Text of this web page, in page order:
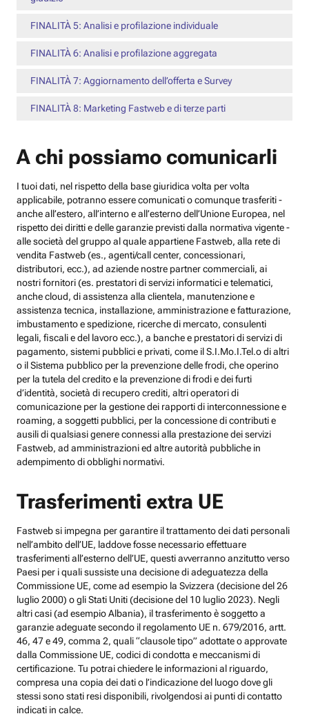
FINALITÀ 5: Analisi e profilazione individuale
FINALITÀ 6: Analisi e profilazione aggregata
FINALITÀ 7: Aggiornamento dell’offerta e Survey
FINALITÀ 8: Marketing Fastweb e di terze parti
A chi possiamo comunicarli
I tuoi dati, nel rispetto della base giuridica volta per volta
applicabile, potranno essere comunicati o comunque trasferiti -
anche all’estero, all’interno e all’esterno dell’Unione Europea, nel
rispetto dei diritti e delle garanzie previsti dalla normativa vigente -
alle società del gruppo al quale appartiene Fastweb, alla rete di
vendita Fastweb (es., agenti/call center, concessionari,
distributori, ecc.), ad aziende nostre partner commerciali, ai
nostri fornitori (es. prestatori di servizi informatici e telematici,
anche cloud, di assistenza alla clientela, manutenzione e
assistenza tecnica, installazione, amministrazione e fatturazione,
imbustamento e spedizione, ricerche di mercato, consulenti
legali, fiscali e del lavoro ecc.), a banche e prestatori di servizi di
pagamento, sistemi pubblici e privati, come il S.I.Mo.I.Tel.o di altri
o il Sistema pubblico per la prevenzione delle frodi, che operino
per la tutela del credito e la prevenzione di frodi e dei furti
d’identità, società di recupero crediti, altri operatori di
comunicazione per la gestione dei rapporti di interconnessione e
roaming, a soggetti pubblici, per la concessione di contributi e
ausili di qualsiasi genere connessi alla prestazione dei servizi
Fastweb, ad amministrazioni ed altre autorità pubbliche in
adempimento di obblighi normativi.
Trasferimenti extra UE
Fastweb si impegna per garantire il trattamento dei dati personali
nell’ambito dell’UE, laddove fosse necessario effettuare
trasferimenti all’esterno dell’UE, questi avverranno anzitutto verso
Paesi per i quali sussiste una decisione di adeguatezza della
Commissione UE, come ad esempio la Svizzera (decisione del 26
luglio 2000) o gli Stati Uniti (decisione del 10 luglio 2023). Negli
altri casi (ad esempio Albania), il trasferimento è soggetto a
garanzie adeguate secondo il regolamento UE n. 679/2016, artt.
46, 47 e 49, comma 2, quali “clausole tipo” adottate o approvate
dalla Commissione UE, codici di condotta e meccanismi di
certificazione. Tu potrai chiedere le informazioni al riguardo,
compresa una copia dei dati o l’indicazione del luogo dove gli
stessi sono stati resi disponibili, rivolgendosi ai punti di contatto
indicati in calce.